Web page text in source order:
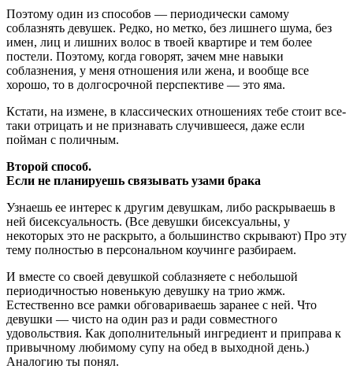
Поэтому один из способов — периодически самому
соблазнять девушек. Редко, но метко, без лишнего шума, без
имен, лиц и лишних волос в твоей квартире и тем более
постели. Поэтому, когда говорят, зачем мне навыки
соблазнения, у меня отношения или жена, и вообще все
хорошо, то в долгосрочной перспективе — это яма.
Кстати, на измене, в классических отношениях тебе стоит все-
таки отрицать и не признавать случившееся, даже если
пойман с поличным.
Второй способ.
Если не планируешь связывать узами брака
Узнаешь ее интерес к другим девушкам, либо раскрываешь в
ней бисексуальность. (Все девушки бисексуальны, у
некоторых это не раскрыто, а большинство скрывают) Про эту
тему полностью в персональном коучинге разбираем.
И вместе со своей девушкой соблазняете с небольшой
периодичностью новенькую девушку на трио жмж.
Естественно все рамки обговариваешь заранее с ней. Что
девушки — чисто на один раз и ради совместного
удовольствия. Как дополнительный ингредиент и приправа к
привычному любимому супу на обед в выходной день.)
Аналогию ты понял.